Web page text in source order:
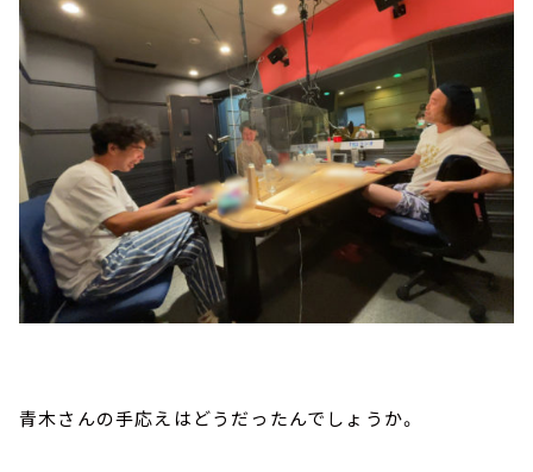
青木さんの手応えはどうだったんでしょうか。